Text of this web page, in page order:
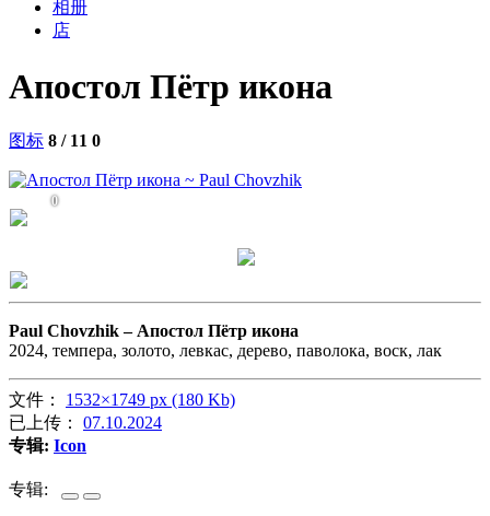
相册
店
Апостол Пётр икона
图标 8 / 11 0
0
Paul Chovzhik – Апостол Пётр икона
2024, темпера, золото, левкас, дерево, паволока, воск, лак
文件： 1532×1749 px (180 Kb)
已上传： 07.10.2024
专辑: Icon
专辑: